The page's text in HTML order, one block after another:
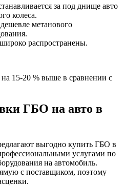
за под днище авто
колеса.
метанового
распространены.
15-20 % выше в сравнении с
ГБО на авто в
выгодно купить ГБО в
услугами по
на автомобиль.
с поставщиком, поэтому